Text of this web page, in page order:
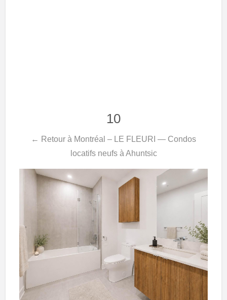
10
← Retour à Montréal – LE FLEURI — Condos
locatifs neufs à Ahuntsic